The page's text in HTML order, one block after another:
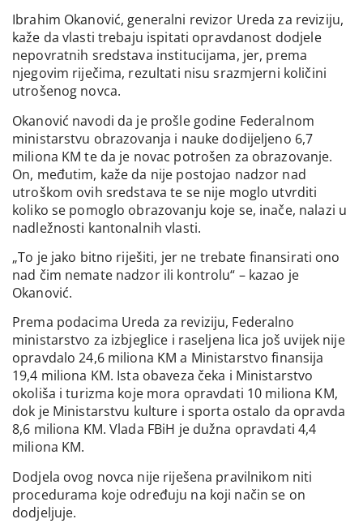
Ibrahim Okanović, generalni revizor Ureda za reviziju,
kaže da vlasti trebaju ispitati opravdanost dodjele
nepovratnih sredstava institucijama, jer, prema
njegovim riječima, rezultati nisu srazmjerni količini
utrošenog novca.
Okanović navodi da je prošle godine Federalnom
ministarstvu obrazovanja i nauke dodijeljeno 6,7
miliona KM te da je novac potrošen za obrazovanje.
On, međutim, kaže da nije postojao nadzor nad
utroškom ovih sredstava te se nije moglo utvrditi
koliko se pomoglo obrazovanju koje se, inače, nalazi u
nadležnosti kantonalnih vlasti.
„To je jako bitno riješiti, jer ne trebate finansirati ono
nad čim nemate nadzor ili kontrolu“ – kazao je
Okanović.
Prema podacima Ureda za reviziju, Federalno
ministarstvo za izbjeglice i raseljena lica još uvijek nije
opravdalo 24,6 miliona KM a Ministarstvo finansija
19,4 miliona KM. Ista obaveza čeka i Ministarstvo
okoliša i turizma koje mora opravdati 10 miliona KM,
dok je Ministarstvu kulture i sporta ostalo da opravda
8,6 miliona KM. Vlada FBiH je dužna opravdati 4,4
miliona KM.
Dodjela ovog novca nije riješena pravilnikom niti
procedurama koje određuju na koji način se on
dodjeljuje.